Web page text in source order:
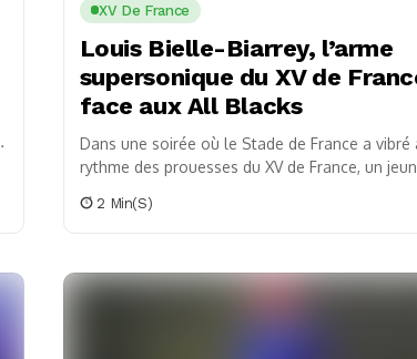
XV De France
Louis Bielle-Biarrey, l’arme
supersonique du XV de
face aux All Blacks
Dans une soirée où le Stade de France a vibré
rythme des prouesses du XV de France, un
2 Min(s)